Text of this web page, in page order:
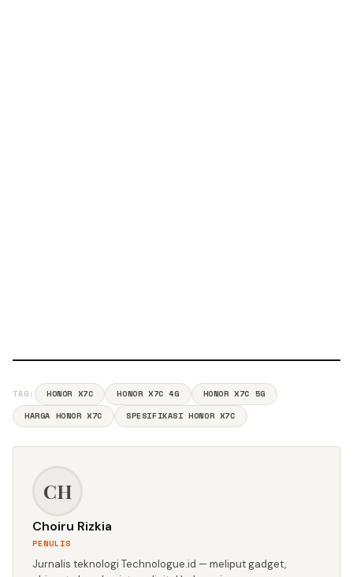
TAG: HONOR X7C HONOR X7C 4G
HONOR X7C 5G
HARGA HONOR X7C
SPESIFIKASI HONOR X7C
CH
Choiru Rizkia
PENULIS
Jurnalis teknologi Technologue.id — meliput gadget,